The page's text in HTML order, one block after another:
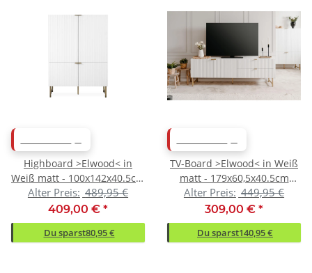
Highboard >Elwood< in
Weiß matt - 100x142x40.5cm
(BxHxT)
Alter Preis: 489,95 €
409,00 € *
Du sparst80,95 €
TV-Board >Elwood< in Weiß
matt - 179x60,5x40.5cm
(BxHxT)
Alter Preis: 449,95 €
309,00 € *
Du sparst140,95 €